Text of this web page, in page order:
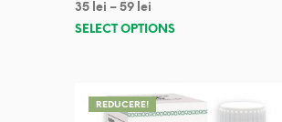
35 lei – 59 lei
SELECT OPTIONS
REDUCERE!